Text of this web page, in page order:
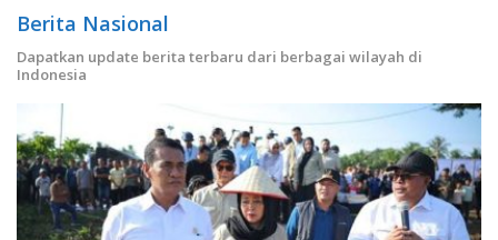
Berita Nasional
Dapatkan update berita terbaru dari berbagai wilayah di
Indonesia